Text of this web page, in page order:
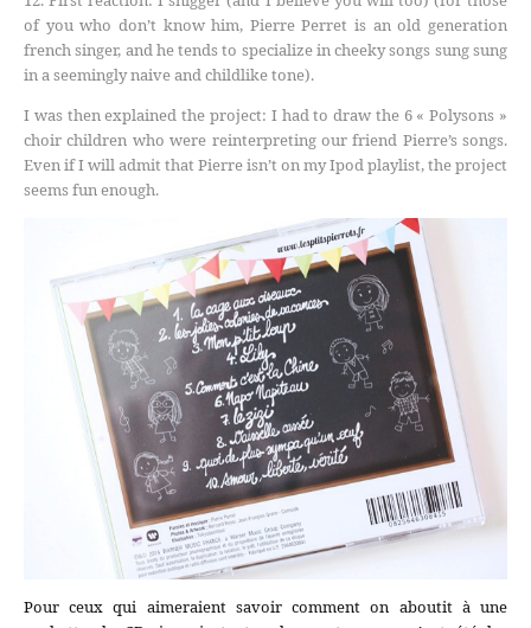
of you who don’t know him, Pierre Perret is an old generation
french singer, and he tends to specialize in cheeky songs sung sung
in a seemingly naive and childlike tone).
I was then explained the project: I had to draw the 6 « Polysons »
choir children who were reinterpreting our friend Pierre’s songs.
Even if I will admit that Pierre isn’t on my Ipod playlist, the project
seems fun enough.
Pour ceux qui aimeraient savoir comment on aboutit à une